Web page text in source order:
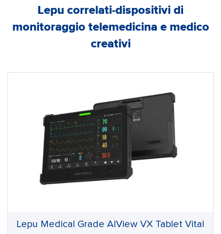
Lepu correlati-dispositivi di
monitoraggio telemedicina e medico
creativi
Lepu Medical Grade AIView VX Tablet Vital